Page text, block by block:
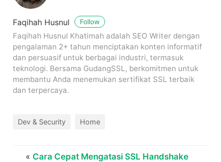
Faqihah Husnul Follow
Faqihah Husnul Khatimah adalah SEO Writer dengan
pengalaman 2+ tahun menciptakan konten informatif
dan persuasif untuk berbagai industri, termasuk
teknologi. Bersama GudangSSL, berkomitmen untuk
membantu Anda menemukan sertifikat SSL terbaik
dan terpercaya.
Dev & Security Home
« Cara Cepat Mengatasi SSL Handshake